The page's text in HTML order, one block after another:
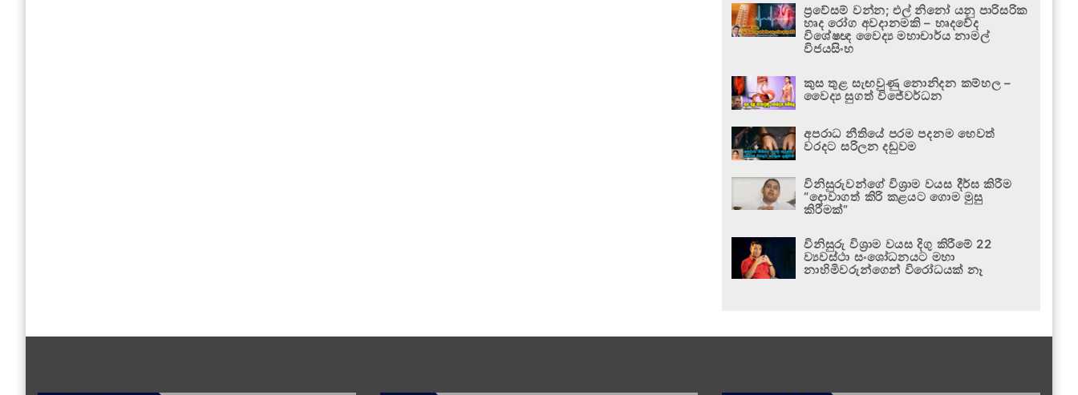
ප්‍රවේසම් වන්න; එල් නිනෝ යනු පාරිසරික
හෘද රෝග අවදානමකි – හෘදවේද
විශේෂඥ වෛද්‍ය මහාචාර්ය නාමල්
විජයසිංහ
කුස තුළ සැඟවුණු නොනිදන කම්හල –
වෛද්‍ය සුගත් විජේවර්ධන
අපරාධ නීතියේ පරම පදනම හෙවත්
වරදට සරිලන දඬුවම
විනිසුරුවන්ගේ විශ්‍රාම වයස දීර්ඝ කිරීම
“දොවාගත් කිරි කළයට ගොම මුසු
කිරීමක්”
විනිසුරු විශ්‍රාම වයස දිගු කිරීමේ 22
ව්‍යවස්ථා සංශෝධනයට මහා
නාහිමිවරුන්ගෙන් විරෝධයක් නෑ